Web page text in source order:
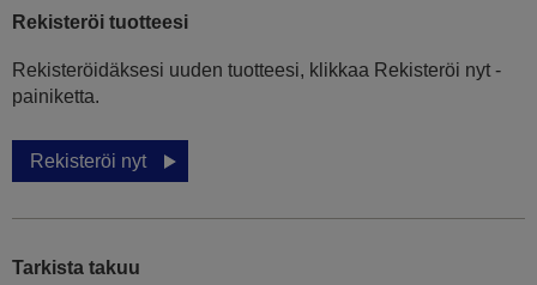
Rekisteröi tuotteesi
Rekisteröidäksesi uuden tuotteesi, klikkaa Rekisteröi nyt -
painiketta.
Rekisteröi nyt
Tarkista takuu